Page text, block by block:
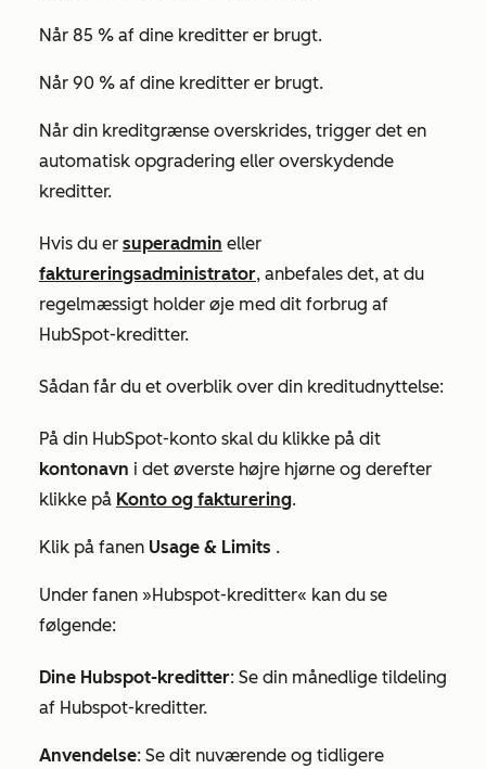
Når 85 % af dine kreditter er brugt.
Når 90 % af dine kreditter er brugt.
Når din kreditgrænse overskrides, trigger det en
automatisk opgradering eller overskydende
kreditter.
Hvis du er superadmin eller
faktureringsadministrator, anbefales det, at du
regelmæssigt holder øje med dit forbrug af
HubSpot-kreditter.
Sådan får du et overblik over din kreditudnyttelse:
På din HubSpot-konto skal du klikke på dit
kontonavn i det øverste højre hjørne og derefter
klikke på Konto og fakturering.
Klik på fanen Usage & Limits .
Under fanen »Hubspot-kreditter« kan du se
følgende:
Dine Hubspot-kreditter: Se din månedlige tildeling
af Hubspot-kreditter.
Anvendelse: Se dit nuværende og tidligere